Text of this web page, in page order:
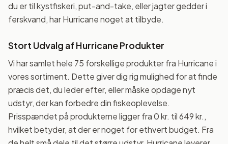
du er til kystfiskeri, put-and-take, eller jagter gedder i
ferskvand, har Hurricane noget at tilbyde.
Stort Udvalg af Hurricane Produkter
Vi har samlet hele 75 forskellige produkter fra Hurricane i
vores sortiment. Dette giver dig rig mulighed for at finde
præcis det, du leder efter, eller måske opdage nyt
udstyr, der kan forbedre din fiskeoplevelse.
Prisspændet på produkterne ligger fra 0 kr. til 649 kr.,
hvilket betyder, at der er noget for ethvert budget. Fra